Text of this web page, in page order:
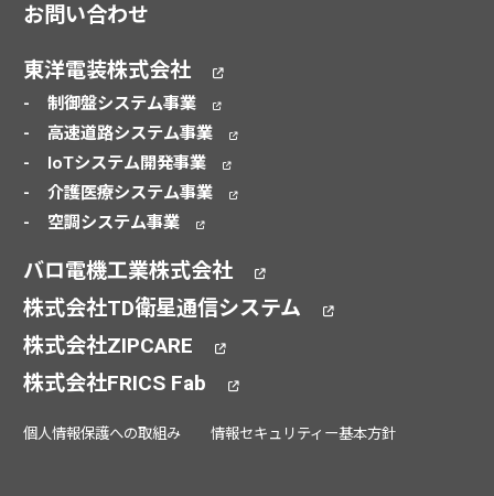
お問い合わせ
東洋電装株式会社
制御盤システム事業
高速道路システム事業
IoTシステム開発事業
介護医療システム事業
空調システム事業
バロ電機工業株式会社
株式会社TD衛星通信システム
株式会社ZIPCARE
株式会社FRICS Fab
個人情報保護への取組み 情報セキュリティー基本方針